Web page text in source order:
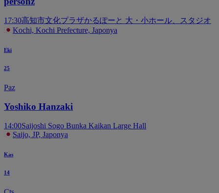
17:30高知市文化プラザかるぽーと 大・小ホール、スタジオ
Kochi, Kochi Prefecture, Japonya
Eki
25
Paz
Yoshiko Hanzaki
14:00Saijoshi Sogo Bunka Kaikan Large Hall
Saijo, JP, Japonya
Kas
14